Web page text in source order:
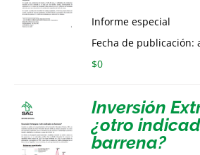
Informe especial
Fecha de publicación:
$0
Inversión
¿otro
barrena?